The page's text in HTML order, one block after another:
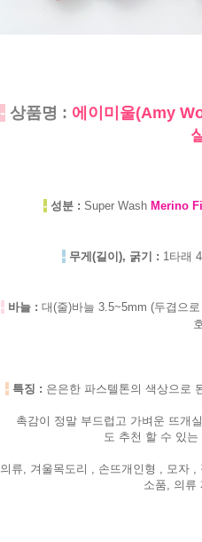
- 상품명 : 에이미울(Amy
실
- 성분 : Super Wash Merino
- 무게(길이), 굵기 : 1타래
- 바늘 : 대(줄)바늘 3.5~5mm (두겹으
- 특징 : 은은한 파스텔톤의 색상으로
촉감이 정말 부드럽고 가벼운 뜨개
도 추천 할 수 있
의류, 겨울목도리 , 손뜨개인형 , 모자
소품, 의류